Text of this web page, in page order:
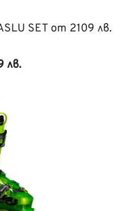
SET от 2109 лв.
лв.